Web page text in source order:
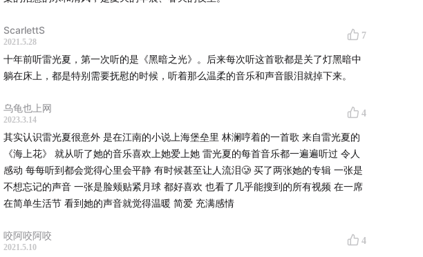
节目分为音乐完整播放版本与剪辑版本，完整版本请在苹果播客与小宇
汽水儿等泛应用型播客平台收听，剪辑版本在喜马拉雅与网易云音乐等播放
收听。
Notes：
雷光夏是谁
如何形容她的音乐
昨天晚上 我遇見「你｜葉雲平」声音
为何雷光夏有不同于一般创作者的标签
昨天晚上 我遇見「你｜雷骧」声音
雷光夏为父亲的书写序
另一位音乐人对她的影响
ScarlettS
2021.5.28
7
十年前听雷光夏，第一次听的是《黑暗之光》。后来每次听这首歌都是关了灯黑暗中
躺在床上，都是特别需要抚慰的时候，听着那么温柔的音乐和声音眼泪就掉下来。
乌龟也上网
2023.3.14
4
其实认识雷光夏很意外 是在江南的小说上海堡垒里 林澜哼着的一首歌 来自雷光夏的
《海上花》 就从听了她的音乐喜欢上她爱上她 雷光夏的每首音乐都一遍遍听过 令人
感动 每每听到都会觉得心里会平静 有时候甚至让人流泪🥲 买了两张她的专辑 一张是
不想忘记的声音 一张是脸颊贴紧月球 都好喜欢 也看了几乎能搜到的所有视频 在一席
在简单生活节 看到她的声音就觉得温暖 简爱 充满感情
咬阿咬阿咬
2021.5.10
4